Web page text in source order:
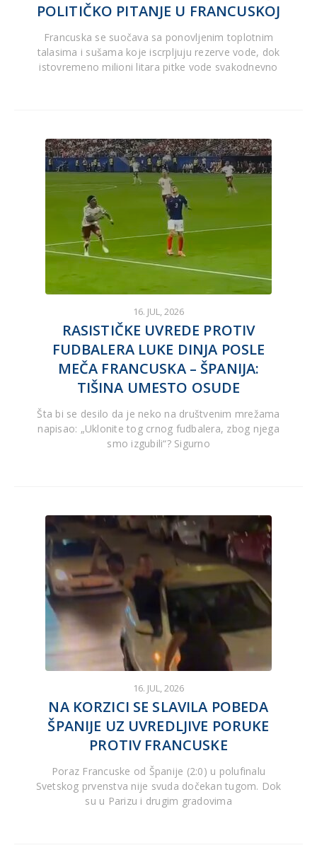
POLITIČKO PITANJE U FRANCUSKOJ
Francuska se suočava sa ponovljenim toplotnim
talasima i sušama koje iscrpljuju rezerve vode, dok
istovremeno milioni litara pitke vode svakodnevno
16. JUL, 2026
RASISTIČKE UVREDE PROTIV
FUDBALERA LUKE DINJA POSLE
MEČA FRANCUSKA – ŠPANIJA:
TIŠINA UMESTO OSUDE
Šta bi se desilo da je neko na društvenim mrežama
napisao: „Uklonite tog crnog fudbalera, zbog njega
smo izgubili“? Sigurno
16. JUL, 2026
NA KORZICI SE SLAVILA POBEDA
ŠPANIJE UZ UVREDLJIVE PORUKE
PROTIV FRANCUSKE
Poraz Francuske od Španije (2:0) u polufinalu
Svetskog prvenstva nije svuda dočekan tugom. Dok
su u Parizu i drugim gradovima